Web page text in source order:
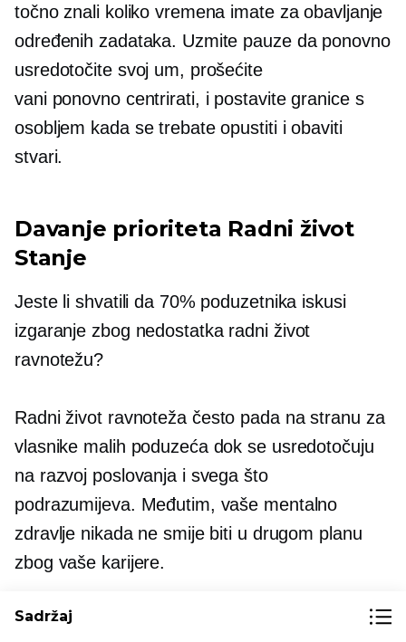
točno znali koliko vremena imate za obavljanje
određenih zadataka. Uzmite pauze da ponovno
usredotočite svoj um, prošećite
vani ponovno centrirati, i postavite granice s
osobljem kada se trebate opustiti i obaviti
stvari.
Davanje prioriteta Radni život
Stanje
Jeste li shvatili da 70% poduzetnika iskusi
izgaranje zbog nedostatka radni život
ravnotežu?
Radni životravnoteža često pada na stranu za
vlasnike malih poduzeća dok se usredotočuju
na razvoj poslovanja i svega što
podrazumijeva. Međutim, vaše mentalno
zdravlje nikada ne smije biti u drugom planu
zbog vaše karijere.
Nastavite davati prioritet zdravom
Sadržaj